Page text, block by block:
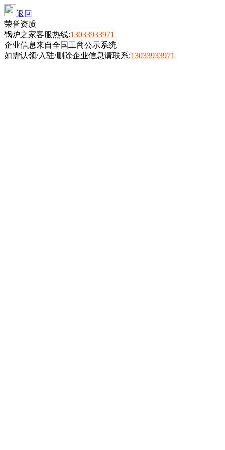
返回
荣誉资质
锅炉之家客服热线:13033933971
企业信息来自全国工商公示系统
如需认领/入驻/删除企业信息请联系:13033933971